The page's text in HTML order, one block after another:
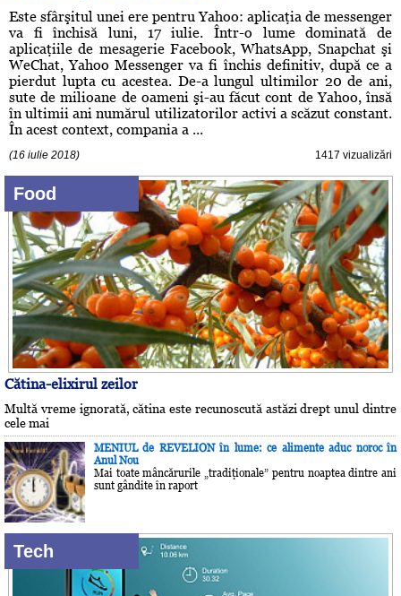
Este sfârşitul unei ere pentru Yahoo: aplicaţia de messenger
va fi închisă luni, 17 iulie. Într-o lume dominată de
aplicaţiile de mesagerie Facebook, WhatsApp, Snapchat şi
WeChat, Yahoo Messenger va fi închis definitiv, după ce a
pierdut lupta cu acestea. De-a lungul ultimilor 20 de ani,
sute de milioane de oameni şi-au făcut cont de Yahoo, însă
în ultimii ani numărul utilizatorilor activi a scăzut constant.
În acest context, compania a ...
(16 iulie 2018) 1417 vizualizări
Food
Cătina-elixirul zeilor
Multă vreme ignorată, cătina este recunoscută astăzi drept unul dintre
cele mai
MENIUL de REVELION în lume: ce alimente aduc noroc în
Anul Nou
Mai toate mâncărurile „tradiţionale” pentru noaptea dintre ani
sunt gândite în raport
Tech